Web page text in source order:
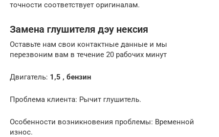
точности соответствует оригиналам.
Замена глушителя дэу нексия
Оставьте нам свои контактные данные и мы
перезвоним вам в течение 20 рабочих минут
Двигатель: 1,5 , бензин
Проблема клиента: Рычит глушитель.
Особенности возникновения проблемы: Временной
износ.